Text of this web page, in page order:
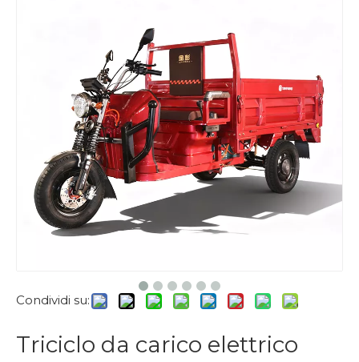
Condividi su:
Triciclo da carico elettrico